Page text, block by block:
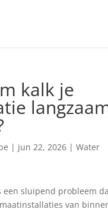
kalk je
| jun 22, 2026| Water
een sluipend probleem
van